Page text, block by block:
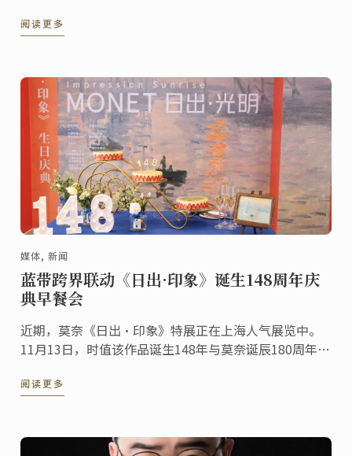
国、新西兰等新、旧世界的葡萄酒。
阅读更多
媒体, 新闻
蓝带跨界联动《日出·印象》诞生148周年庆
典早餐会
近期，莫奈《日出·印象》特展正在上海人气展览中。
11月13日，时值该作品诞生148年与莫奈诞辰180周年之
象》148周年生日早餐会。
阅读更多